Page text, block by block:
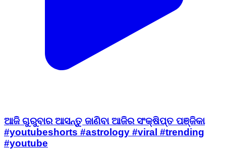
ଆଜି ଗୁରୁବାର ଆସନ୍ତୁ ଜାଣିବା ଆଜିର ସଂକ୍ଷିପ୍ତ ପଞ୍ଜିକା
#youtubeshorts #astrology #viral #trending
#youtube